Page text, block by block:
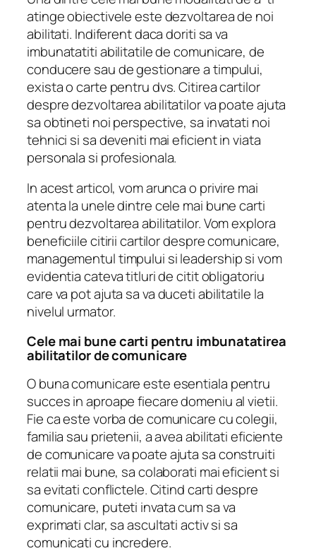
atinge obiectivele este dezvoltarea de noi
abilitati. Indiferent daca doriti sa va
imbunatatiti abilitatile de comunicare, de
conducere sau de gestionare a timpului,
exista o carte pentru dvs. Citirea cartilor
despre dezvoltarea abilitatilor va poate ajuta
sa obtineti noi perspective, sa invatati noi
tehnici si sa deveniti mai eficient in viata
personala si profesionala.
In acest articol, vom arunca o privire mai
atenta la unele dintre cele mai bune carti
pentru dezvoltarea abilitatilor. Vom explora
beneficiile citirii cartilor despre comunicare,
managementul timpului si leadership si vom
evidentia cateva titluri de citit obligatoriu
care va pot ajuta sa va duceti abilitatile la
nivelul urmator.
Cele mai bune carti pentru imbunatatirea
abilitatilor de comunicare
O buna comunicare este esentiala pentru
succes in aproape fiecare domeniu al vietii.
Fie ca este vorba de comunicare cu colegii,
familia sau prietenii, a avea abilitati eficiente
de comunicare va poate ajuta sa construiti
relatii mai bune, sa colaborati mai eficient si
sa evitati conflictele. Citind carti despre
comunicare, puteti invata cum sa va
exprimati clar, sa ascultati activ si sa
comunicati cu incredere.